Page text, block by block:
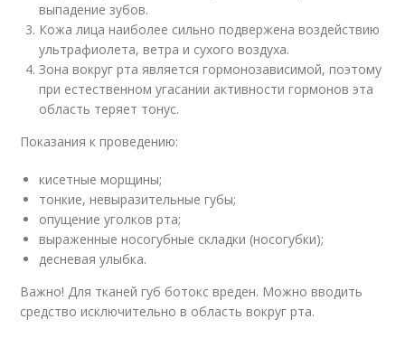
выпадение зубов.
Кожа лица наиболее сильно подвержена воздействию
ультрафиолета, ветра и сухого воздуха.
Зона вокруг рта является гормонозависимой, поэтому
при естественном угасании активности гормонов эта
область теряет тонус.
Показания к проведению:
кисетные морщины;
тонкие, невыразительные губы;
опущение уголков рта;
выраженные носогубные складки (носогубки);
десневая улыбка.
Важно! Для тканей губ ботокс вреден. Можно вводить
средство исключительно в область вокруг рта.